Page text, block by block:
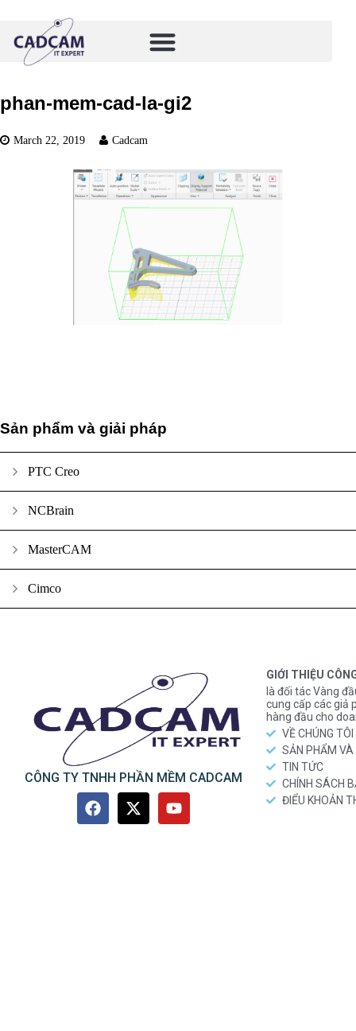
phan-mem-cad-la-gi2
March 22, 2019 Cadcam
Sản phẩm và giải pháp
PTC Creo
NCBrain
MasterCAM
Cimco
CÔNG TY TNHH PHẦN MỀM CADCAM
GIỚI THIỆU
là đối tác Vàng
cung cấp các giả
hàng đầu cho
VỀ CHÚNG TÔI
SẢN PHẨM VÀ
TIN TỨC
CHÍNH SÁCH
ĐIỂU KHOẢN